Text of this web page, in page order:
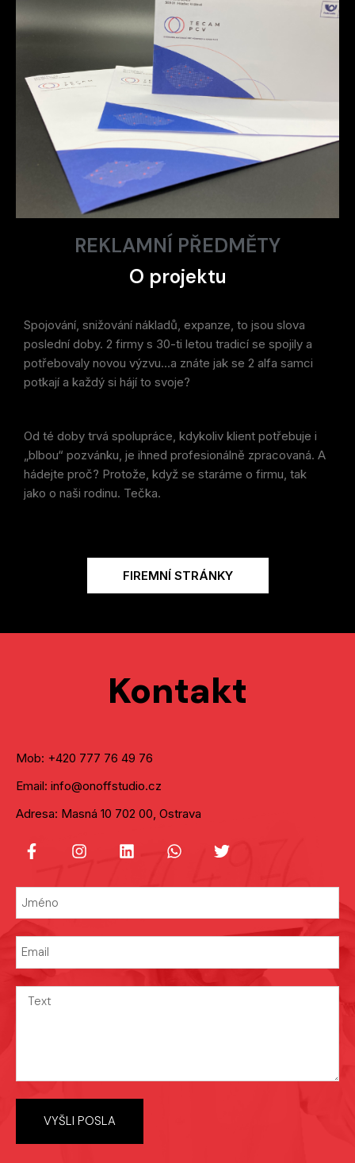
REKLAMNÍ PŘEDMĚTY
O projektu
Spojování, snižování nákladů, expanze, to jsou slova
poslední doby. 2 firmy s 30-ti letou tradicí se spojily a
potřebovaly novou výzvu…a znáte jak se 2 alfa samci
potkají a každý si hájí to svoje?
Od té doby trvá spolupráce, kdykoliv klient potřebuje i
„blbou“ pozvánku, je ihned profesionálně zpracovaná. A
hádejte proč? Protože, když se staráme o firmu, tak
jako o naši rodinu. Tečka.
FIREMNÍ STRÁNKY
Kontakt
Mob: +420 777 76 49 76
Email: info@onoffstudio.cz
Adresa: Masná 10 702 00, Ostrava
VYŠLI POSLA